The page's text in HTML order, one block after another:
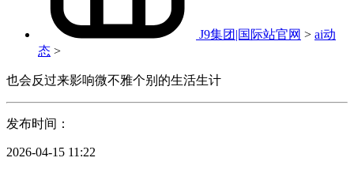
J9集团|国际站官网 > ai动
态 >
也会反过来影响微不雅个别的生活生计
发布时间：
2026-04-15 11:22